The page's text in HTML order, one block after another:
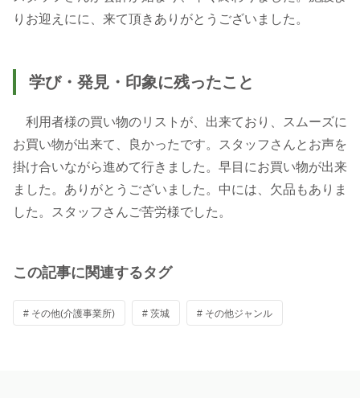
りお迎えにに、来て頂きありがとうございました。
学び・発見・印象に残ったこと
利用者様の買い物のリストが、出来ており、スムーズに
お買い物が出来て、良かったです。スタッフさんとお声を
掛け合いながら進めて行きました。早目にお買い物が出来
ました。ありがとうございました。中には、欠品もありま
した。スタッフさんご苦労様でした。
この記事に関連するタグ
# その他(介護事業所) # 茨城 # その他ジャンル